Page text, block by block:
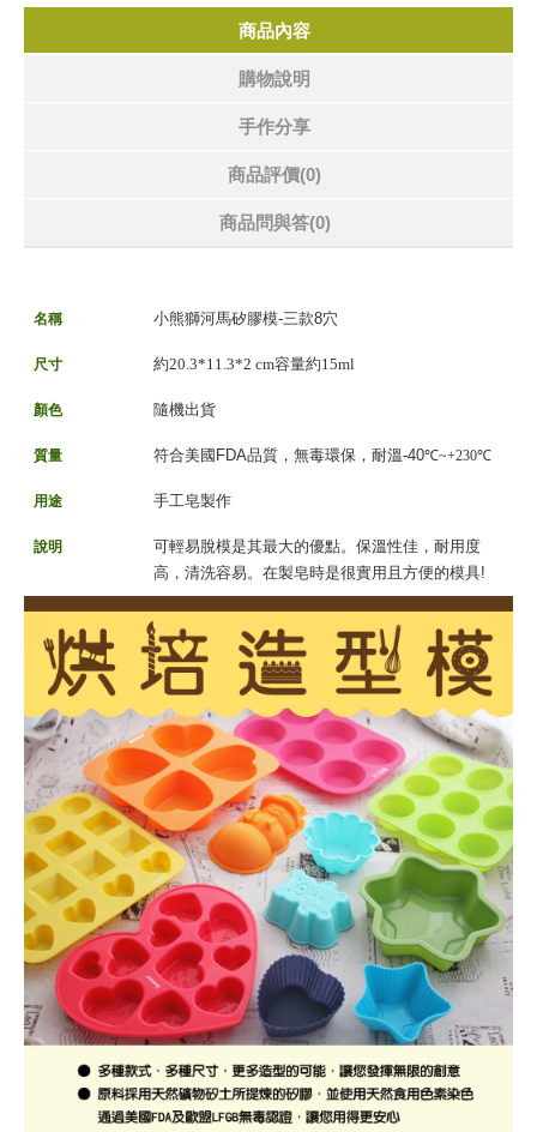
商品內容
購物說明
手作分享
商品評價(0)
商品問與答(0)
名稱 小熊獅河馬矽膠模-三款8穴
尺寸 約20.3*11.3*2 cm容量約15ml
顏色 隨機出貨
質量 符合美國FDA品質，無毒環保，耐溫-40℃~+230℃
用途 手工皂製作
說明
可輕易脫模是其最大的優點。保溫性佳，耐用度
高，清洗容易。在製皂時是很實用且方便的模具!